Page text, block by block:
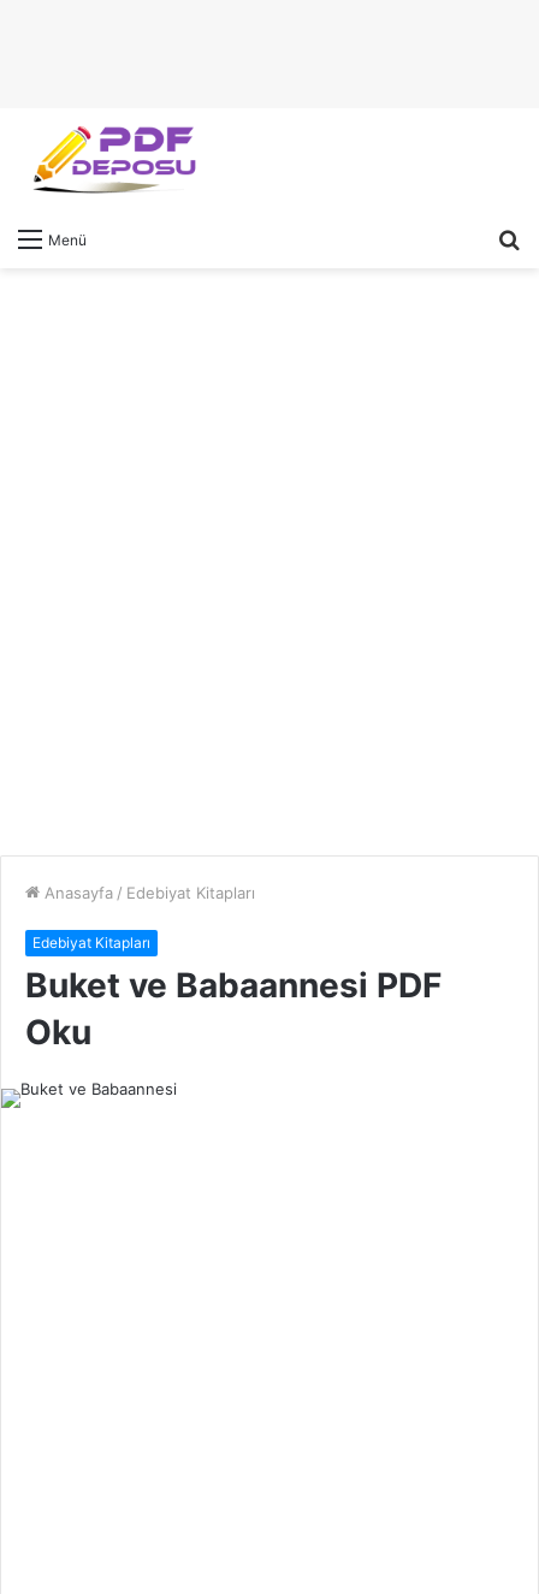
Menü
Anasayfa / Edebiyat Kitapları
Edebiyat Kitapları
Buket ve Babaannesi PDF
Oku